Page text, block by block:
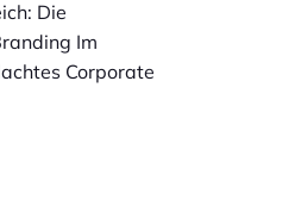
Die
Im
Corporate